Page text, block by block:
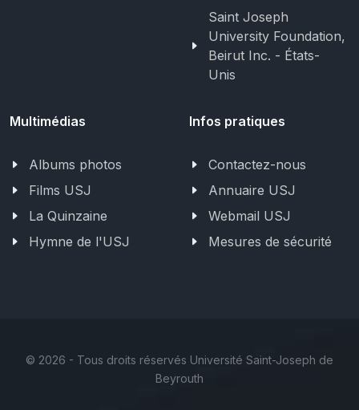
Saint Joseph
University Foundation,
Beirut Inc. - États-
Unis
Multimédias
Albums photos
Films USJ
La Quinzaine
Hymne de l'USJ
Infos pratiques
Contactez-nous
Annuaire USJ
Webmail USJ
Mesures de sécurité
© 2026 - Tous droits réservés Université Saint-Joseph de
Beyrouth